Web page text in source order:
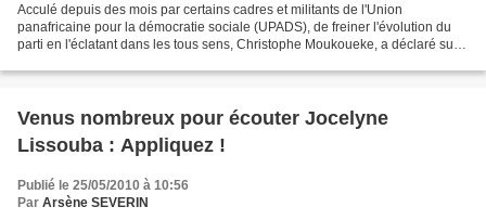
Acculé depuis des mois par certains cadres et militants de l'Union
panafricaine pour la démocratie sociale (UPADS), de freiner l'évolution du
parti en l'éclatant dans les tous sens, Christophe Moukoueke, a déclaré sur
Venus nombreux pour écouter Jocelyne
Lissouba : Appliquez !
Publié le 25/05/2010 à 10:56
Par Arsène SEVERIN